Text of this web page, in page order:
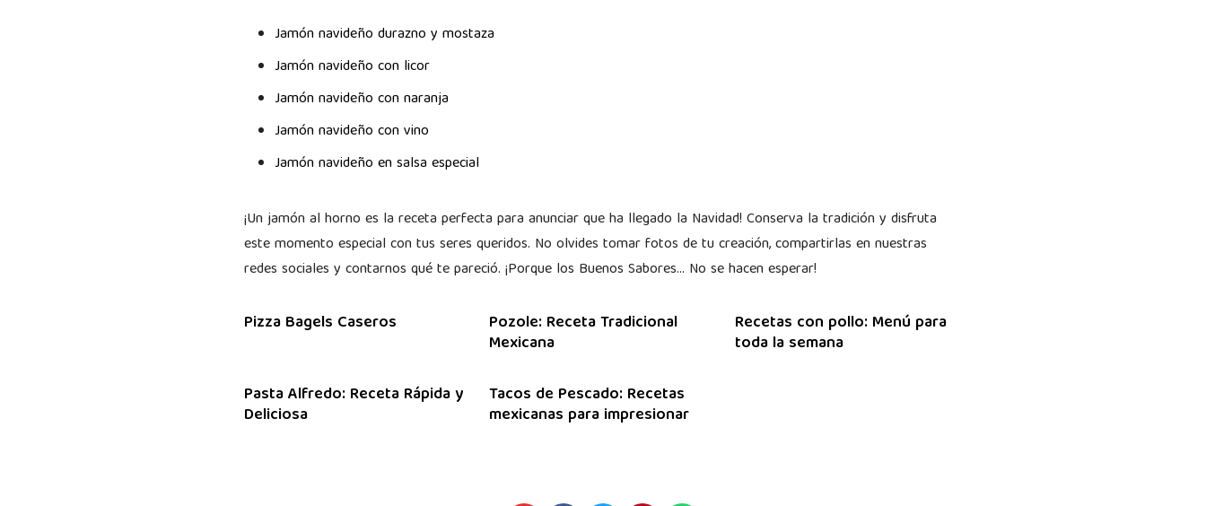
Jamón navideño durazno y mostaza
Jamón navideño con licor
Jamón navideño con naranja
Jamón navideño con vino
Jamón navideño en salsa especial
¡Un jamón al horno es la receta perfecta para anunciar que ha llegado la Navidad! Conserva la tradición y disfruta
este momento especial con tus seres queridos. No olvides tomar fotos de tu creación, compartirlas en nuestras
redes sociales y contarnos qué te pareció. ¡Porque los Buenos Sabores… No se hacen esperar!
Pizza Bagels Caseros Pozole: Receta Tradicional
Mexicana
Recetas con pollo: Menú para
toda la semana
Pasta Alfredo: Receta Rápida y
Deliciosa
Tacos de Pescado: Recetas
mexicanas para impresionar